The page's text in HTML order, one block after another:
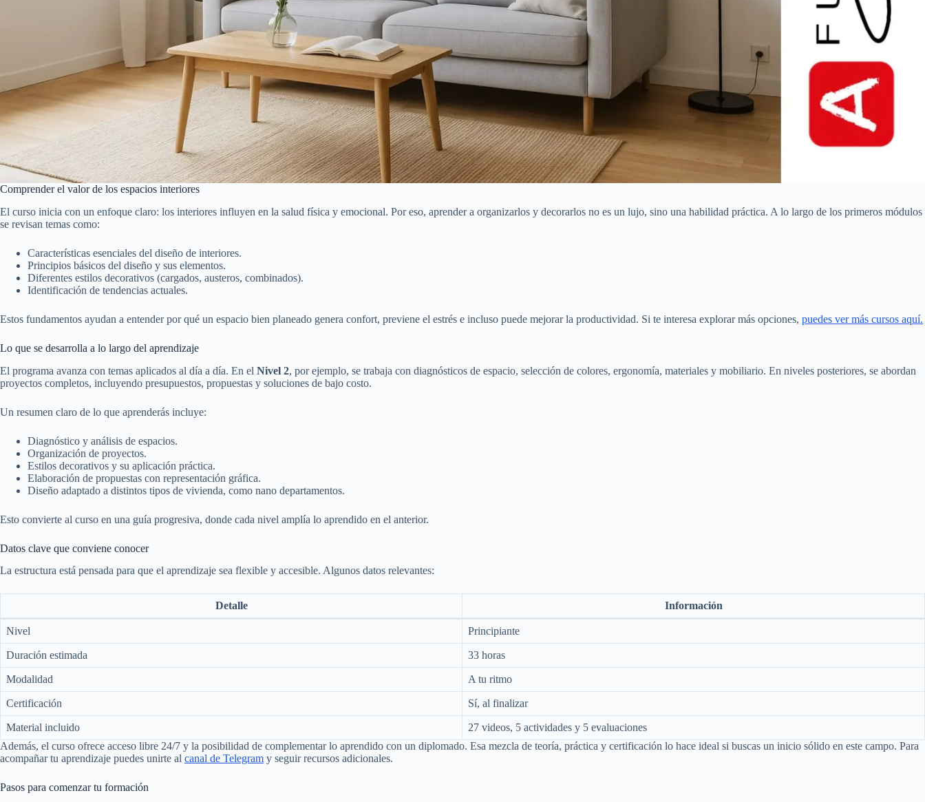
Comprender el valor de los espacios interiores
El curso inicia con un enfoque claro: los interiores influyen en la salud física y emocional. Por eso, aprender a organizarlos y decorarlos no es un lujo, sino una habilidad práctica. A lo largo de los primeros módulos
se revisan temas como:
Características esenciales del diseño de interiores.
Principios básicos del diseño y sus elementos.
Diferentes estilos decorativos (cargados, austeros, combinados).
Identificación de tendencias actuales.
Estos fundamentos ayudan a entender por qué un espacio bien planeado genera confort, previene el estrés e incluso puede mejorar la productividad. Si te interesa explorar más opciones, puedes ver más cursos aquí.
Lo que se desarrolla a lo largo del aprendizaje
El programa avanza con temas aplicados al día a día. En el Nivel 2, por ejemplo, se trabaja con diagnósticos de espacio, selección de colores, ergonomía, materiales y mobiliario. En niveles posteriores, se abordan
proyectos completos, incluyendo presupuestos, propuestas y soluciones de bajo costo.
Un resumen claro de lo que aprenderás incluye:
Diagnóstico y análisis de espacios.
Organización de proyectos.
Estilos decorativos y su aplicación práctica.
Elaboración de propuestas con representación gráfica.
Diseño adaptado a distintos tipos de vivienda, como nano departamentos.
Esto convierte al curso en una guía progresiva, donde cada nivel amplía lo aprendido en el anterior.
Datos clave que conviene conocer
La estructura está pensada para que el aprendizaje sea flexible y accesible. Algunos datos relevantes:
Detalle Información
Nivel Principiante
Duración estimada 33 horas
Modalidad A tu ritmo
Certificación Sí, al finalizar
Material incluido
27 videos, 5 actividades y 5 evaluaciones
Además, el curso ofrece acceso libre 24/7 y la posibilidad de complementar lo aprendido con un diplomado. Esa mezcla de teoría, práctica y certificación lo hace ideal si buscas un inicio sólido en este campo. Para
acompañar tu aprendizaje puedes unirte al canal de Telegram y seguir recursos adicionales.
Pasos para comenzar tu formación